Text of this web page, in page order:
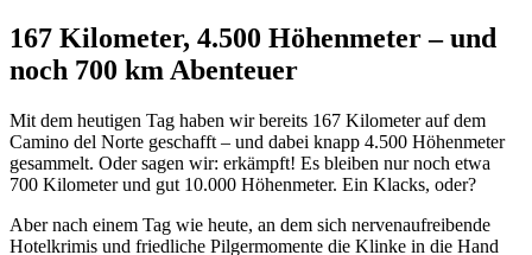
167 Kilometer, 4.500 Höhenmeter – und
noch 700 km Abenteuer
Mit dem heutigen Tag haben wir bereits 167 Kilometer auf dem
Camino del Norte geschafft – und dabei knapp 4.500 Höhenmeter
gesammelt. Oder sagen wir: erkämpft! Es bleiben nur noch etwa
700 Kilometer und gut 10.000 Höhenmeter. Ein Klacks, oder?
Aber nach einem Tag wie heute, an dem sich nervenaufreibende
Hotelkrimis und friedliche Pilgermomente die Klinke in die Hand